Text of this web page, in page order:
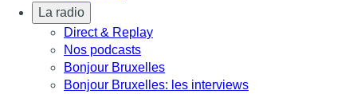
La radio
Direct & Replay
Nos podcasts
Bonjour Bruxelles
Bonjour Bruxelles: les interviews